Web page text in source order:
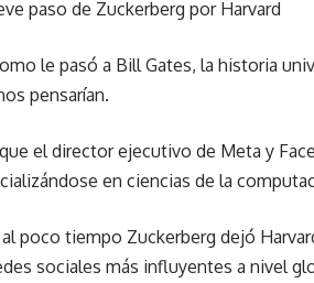
paso de Zuckerberg por Harvard
le pasó a Bill Gates, la historia
pensarían.
el director ejecutivo de Meta y
en ciencias de la
poco tiempo Zuckerberg dejó
sociales más influyentes a nivel